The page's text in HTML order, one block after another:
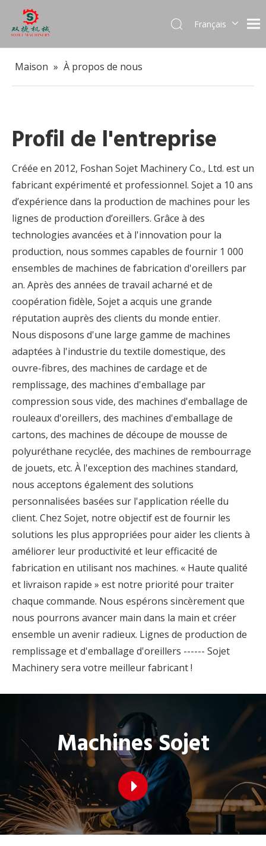
Français
Maison » À propos de nous
Profil de l'entreprise
Créée en 2012, Foshan Sojet Machinery Co., Ltd. est un
fabricant expérimenté et professionnel. Sojet a 10 ans
d’expérience dans la production de machines pour les
lignes de production d’oreillers. Grâce à des
technologies avancées et à l'innovation pour la
production, nous sommes capables de fournir 1 000
ensembles de machines de fabrication d'oreillers par
an. Après des années de travail acharné et de
coopération fidèle, Sojet a acquis une grande
réputation auprès des clients du monde entier.
Nous disposons d'une large gamme de machines
adaptées à l'industrie du textile domestique, des
ouvre-fibres, des machines de cardage et de
remplissage, des machines d'emballage par
compression sous vide, des machines d'emballage de
rouleaux d'oreillers, des machines d'emballage de
cartons, des machines de découpe de mousse de
polyuréthane recyclée, des machines de rembourrage
de jouets, etc. À l'exception des machines standard,
nous acceptons également des solutions
personnalisées basées sur l'application réelle du
client. Chez Sojet, notre objectif est de fournir les
solutions les plus appropriées pour aider les clients à
améliorer leur productivité et leur efficacité de
fabrication en utilisant nos machines. « Haute qualité
et livraison rapide » est notre priorité pour traiter
chaque commande. Nous espérons sincèrement que
nous pourrons avancer main dans la main et créer
ensemble un avenir radieux. Lignes de production de
remplissage et d'emballage d'oreillers ------ Sojet
Machinery sera votre meilleur fabricant !
Machines Sojet